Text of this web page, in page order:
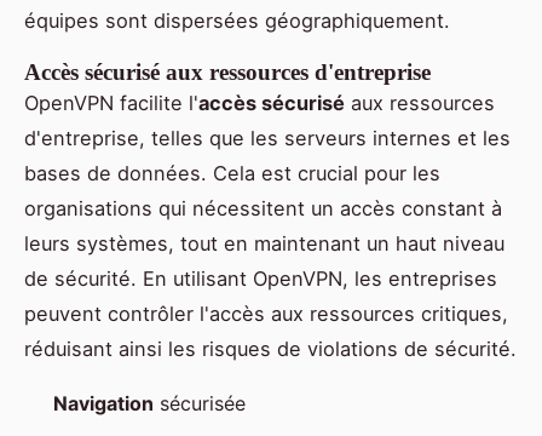
équipes sont dispersées géographiquement.
Accès sécurisé aux ressources d'entreprise
OpenVPN facilite l'accès sécurisé aux ressources
d'entreprise, telles que les serveurs internes et les
bases de données. Cela est crucial pour les
organisations qui nécessitent un accès constant à
leurs systèmes, tout en maintenant un haut niveau
de sécurité. En utilisant OpenVPN, les entreprises
peuvent contrôler l'accès aux ressources critiques,
réduisant ainsi les risques de violations de sécurité.
Navigation sécurisée